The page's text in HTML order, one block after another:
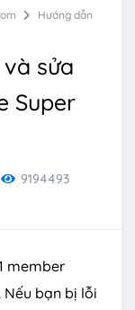
Hướng dẫn
sửa
Super
9194493
member
bạn bị lỗi